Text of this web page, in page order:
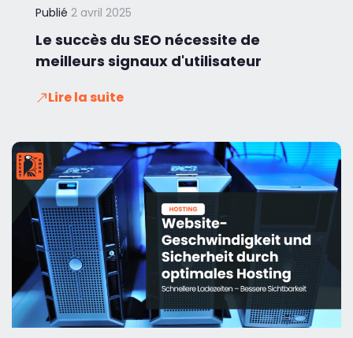
Publié 2 avril 2025
Le succès du SEO nécessite de
meilleurs signaux d'utilisateur
Lire la suite